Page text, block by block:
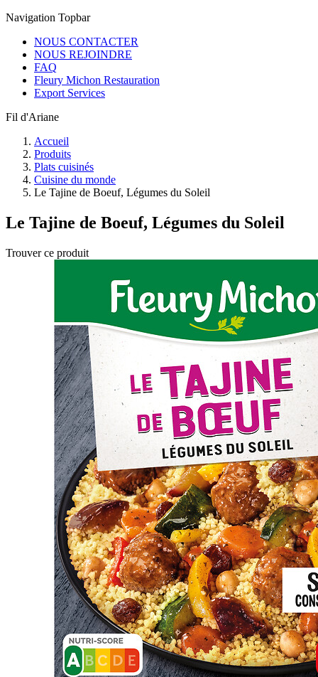
Navigation Topbar
NOUS CONTACTER
NOUS REJOINDRE
FAQ
Fleury Michon Restauration
Export Services
Fil d'Ariane
Accueil
Produits
Plats cuisinés
Cuisine du monde
Le Tajine de Boeuf, Légumes du Soleil
Le Tajine de Boeuf, Légumes du Soleil
Trouver ce produit